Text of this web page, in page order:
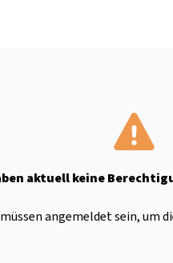
aktuell keine
angemeldet sein, um